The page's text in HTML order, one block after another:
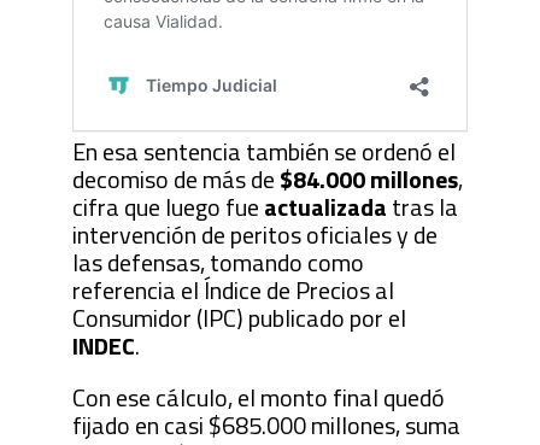
En esa sentencia también se ordenó el
decomiso de más de$84.000 millones,
cifra que luego fueactualizadatras la
intervención de peritos oficiales y de
las defensas, tomando como
referencia el Índice de Precios al
Consumidor (IPC) publicado por el
INDEC.
Con ese cálculo, el monto final quedó
fijado en casi $685.000 millones, suma